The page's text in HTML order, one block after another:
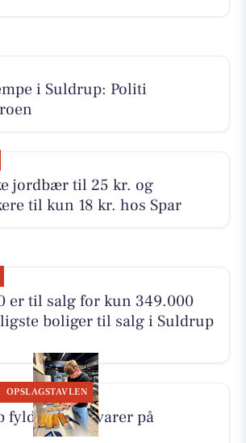
i Suldrup: Politi
jordbær til 25 kr. og
til kun 18 kr. hos Spar
er til salg for kun 349.000
boliger til salg i Suldrup
OPSLAGSTAVLEN
fylder friske varer på